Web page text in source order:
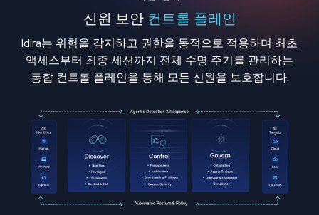
신원 보안 컨트롤 플레인
Idira는 위험을 감지하고 권한을 동적으로 적용하며 최초
액세스부터 최종 세션까지 전체 수명 주기를 관리하는
통합 컨트롤 플레인을 통해 모든 신원을 보호합니다.